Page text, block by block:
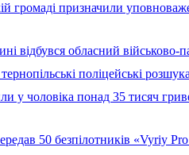
громаді призначили
відбувся обласний військово-
поліцейські
у чоловіка понад 35 тисяч
50 безпілотників «Vyriy